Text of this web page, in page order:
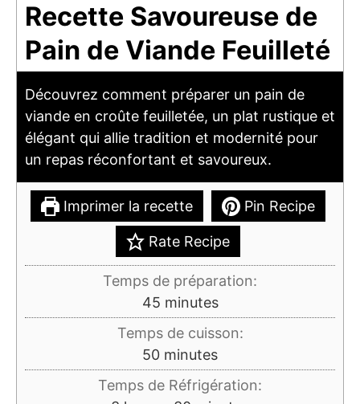
Recette Savoureuse de
Pain de Viande Feuilleté
Découvrez comment préparer un pain de
viande en croûte feuilletée, un plat rustique et
élégant qui allie tradition et modernité pour
un repas réconfortant et savoureux.
Imprimer la recette Pin Recipe
Rate Recipe
Temps de préparation:
45minutes
minutes
Temps de cuisson:
50minutes
minutes
Temps de Réfrigération: